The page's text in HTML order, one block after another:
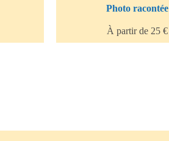
Photo racontée
À partir de 25 €